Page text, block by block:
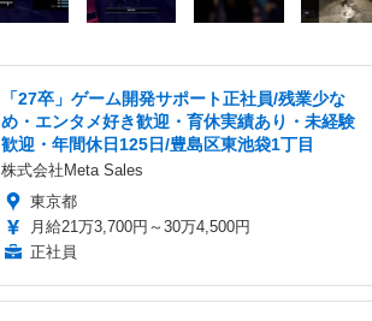
「27卒」ゲーム開発サポート正社員/残業少な
め・エンタメ好き歓迎・育休実績あり・未経験
歓迎・年間休日125日/豊島区東池袋1丁目
株式会社Meta Sales
東京都
月給21万3,700円～30万4,500円
正社員